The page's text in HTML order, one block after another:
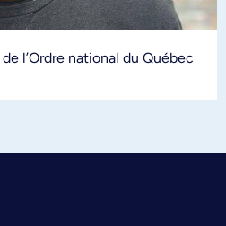
l’Ordre national du Québec